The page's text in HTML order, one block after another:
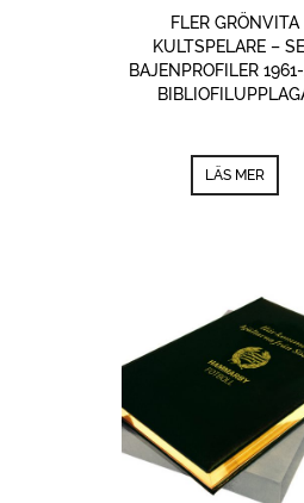
FLER GRÖNVITA
KULTSPELARE –
BAJENPROFILER
LÄS MER